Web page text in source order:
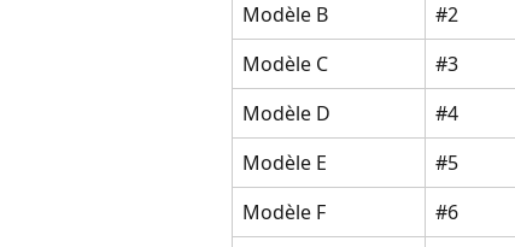
Modèle B
#2
Modèle C
#3
Modèle D
#4
Modèle E
#5
Modèle F
#6